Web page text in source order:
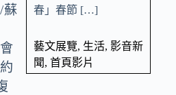
蘇
春」春節 […]
藝文展覽, 生活, 影音新
聞, 首頁影片